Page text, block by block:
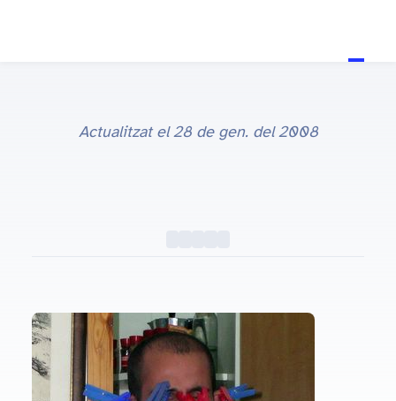
Actualitzat el28 de gen. del 2008